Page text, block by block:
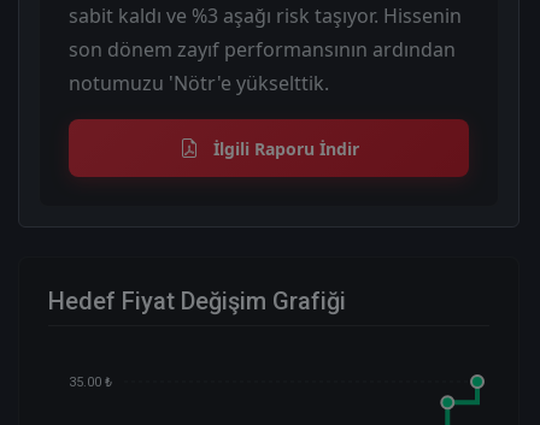
sabit kaldı ve %3 aşağı risk taşıyor. Hissenin
son dönem zayıf performansının ardından
notumuzu 'Nötr'e yükselttik.
İlgili Raporu İndir
Hedef Fiyat Değişim Grafiği
35.00 ₺